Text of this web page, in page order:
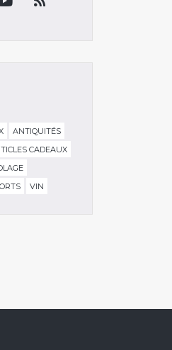
ANTIQUITÉS
CADEAUX
VIN